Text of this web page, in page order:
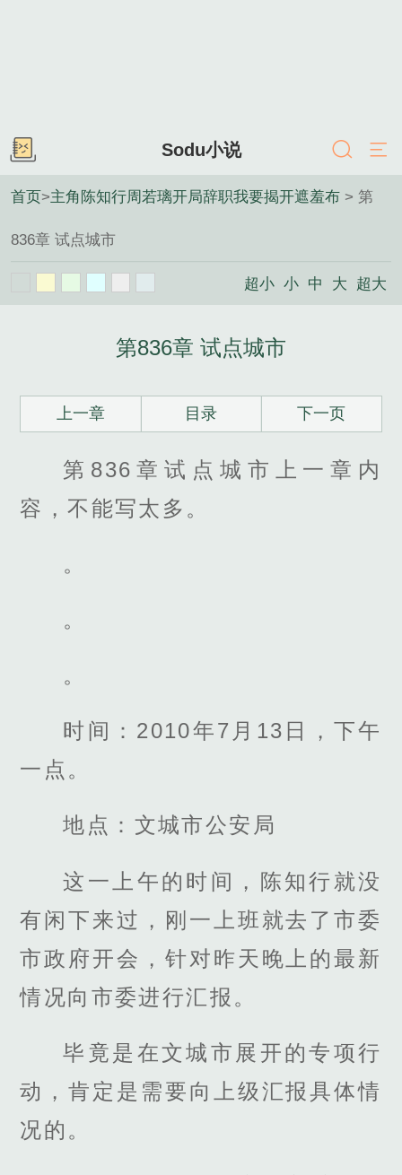
Sodu小说
首页>主角陈知行周若璃开局辞职我要揭开遮羞布 > 第
836章 试点城市
超小 小 中 大 超大
第836章 试点城市
上一章 目录 下一页
第836章试点城市上一章内
容，不能写太多。
。
。
。
时间：2010年7月13日，下午
一点。
地点：文城市公安局
这一上午的时间，陈知行就没
有闲下来过，刚一上班就去了市委
市政府开会，针对昨天晚上的最新
情况向市委进行汇报。
毕竟是在文城市展开的专项行
动，肯定是需要向上级汇报具体情
况的。